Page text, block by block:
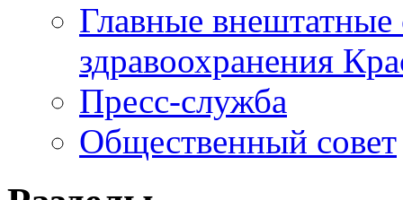
Главные внештатные
здравоохранения
Пресс-служба
Общественный совет